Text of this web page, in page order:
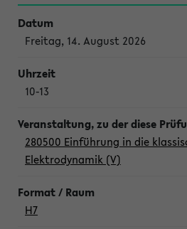
Freitag, 14. August 2026
10-13
280500 Einführung in die
Elektrodynamik (V)
H7